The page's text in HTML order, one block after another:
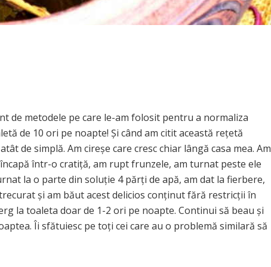
de metodele pe care le-am folosit pentru a normaliza
de 10 ori pe noapte! Și când am citit această rețetă
de simplă. Am cireșe care cresc chiar lângă casa mea. Am
într-o cratiță, am rupt frunzele, am turnat peste ele
la o parte din soluție 4 părți de apă, am dat la fierbere,
și am băut acest delicios conținut fără restricții în
la toaleta doar de 1-2 ori pe noapte. Continui să beau și
Îi sfătuiesc pe toți cei care au o problemă similară să